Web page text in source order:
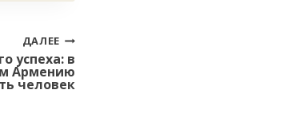
ДАЛЕЕ
успеха: в
Армению
человек